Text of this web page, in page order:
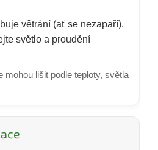
větrání (ať se nezapaří).
světlo a proudění
mohou lišit podle teploty, světla